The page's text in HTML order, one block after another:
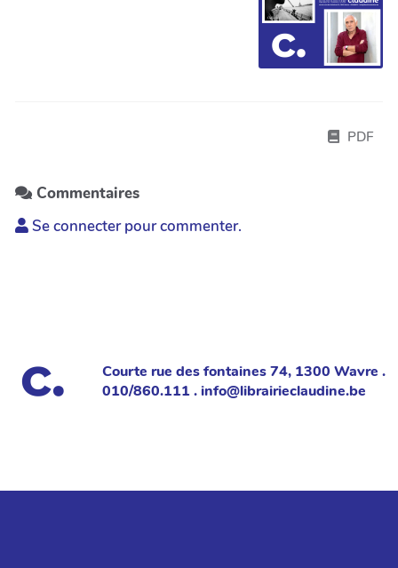
PDF
Commentaires
Se connecter pour commenter.
Courte rue des fontaines 74, 1300 Wavre .
010/860.111 . info@librairieclaudine.be